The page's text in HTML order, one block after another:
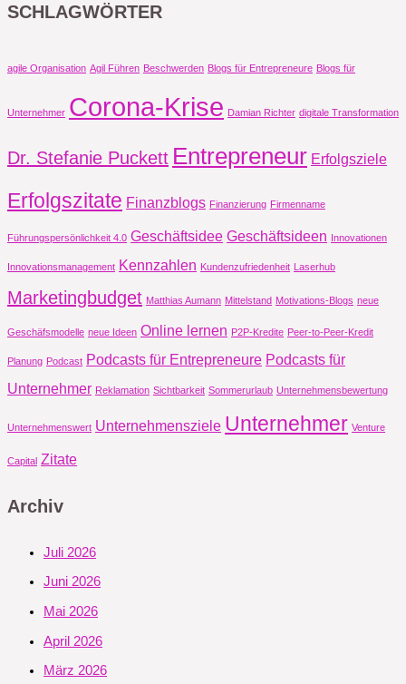
SCHLAGWÖRTER
agile Organisation Agil Führen Beschwerden Blogs für Entrepreneure Blogs für
Unternehmer Corona-Krise Damian Richter digitale Transformation
Dr. Stefanie Puckett Entrepreneur Erfolgsziele
Erfolgszitate Finanzblogs Finanzierung Firmenname
Führungspersönlichkeit 4.0 Geschäftsidee Geschäftsideen Innovationen
Innovationsmanagement Kennzahlen Kundenzufriedenheit Laserhub
Marketingbudget Matthias Aumann Mittelstand Motivations-Blogs neue
Geschäfsmodelle neue Ideen Online lernen P2P-Kredite Peer-to-Peer-Kredit
Planung Podcast Podcasts für Entrepreneure Podcasts für
Unternehmer Reklamation Sichtbarkeit Sommerurlaub Unternehmensbewertung
Unternehmenswert Unternehmensziele Unternehmer Venture
Capital Zitate
Archiv
Juli 2026
Juni 2026
Mai 2026
April 2026
März 2026